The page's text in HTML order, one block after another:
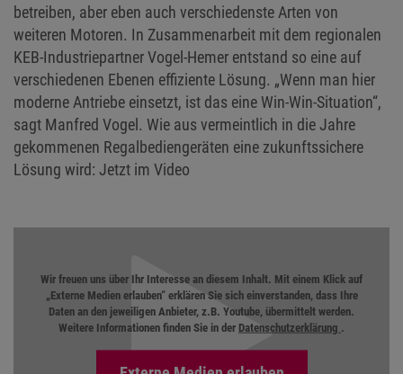
betreiben, aber eben auch verschiedenste Arten von
weiteren Motoren. In Zusammenarbeit mit dem regionalen
KEB-Industriepartner Vogel-Hemer entstand so eine auf
verschiedenen Ebenen effiziente Lösung. „Wenn man hier
moderne Antriebe einsetzt, ist das eine Win-Win-Situation“,
sagt Manfred Vogel. Wie aus vermeintlich in die Jahre
gekommenen Regalbediengeräten eine zukunftssichere
Lösung wird: Jetzt im Video
Wir freuen uns über Ihr Interesse an diesem Inhalt. Mit einem Klick auf
„Externe Medien erlauben“ erklären Sie sich einverstanden, dass Ihre
Daten an den jeweiligen Anbieter, z.B. Youtube, übermittelt werden.
Weitere Informationen finden Sie in der Datenschutzerklärung .